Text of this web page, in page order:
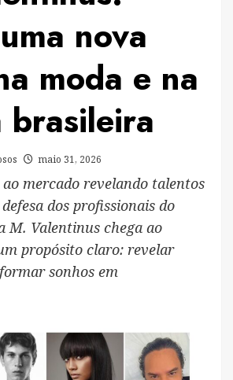
nova
moda e na
brasileira
maio 31, 2026
mercado revelando talentos
dos profissionais do
M. Valentinus chega ao
propósito claro: revelar
sonhos em